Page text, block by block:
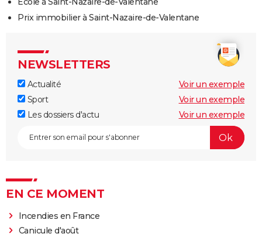
Prix immobilier à Saint-Nazaire-de-Valentane
NEWSLETTERS
Actualité
Voir un exemple
Sport
Voir un exemple
Les dossiers d'actu
Voir un exemple
EN CE MOMENT
Incendies en France
Canicule d'août